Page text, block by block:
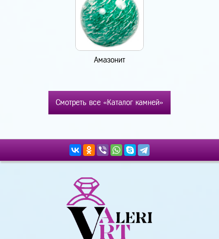
Амазонит
Смотреть все «Каталог камней»